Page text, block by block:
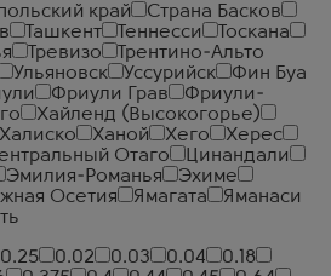
край
Страна Басков
Ташкент Теннесси
Тоскана
Тревизо
Трентино-Альто
Ульяновск Уссурийск
Фин Буа
Фриули Грав
Фриули-
Хайленд (Высокогорье)
Халиско Ханой Хего
Херес
Отаго
Цинандали
Эмилия-Романья
Эхиме
Осетия Ямагата
Яманаси
0.25 0.02 0.03 0.04
0.18